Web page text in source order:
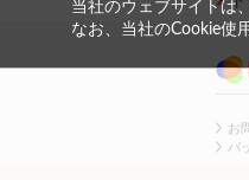
お
バ
当社のウェブサイトは
なお、当社のCookie使